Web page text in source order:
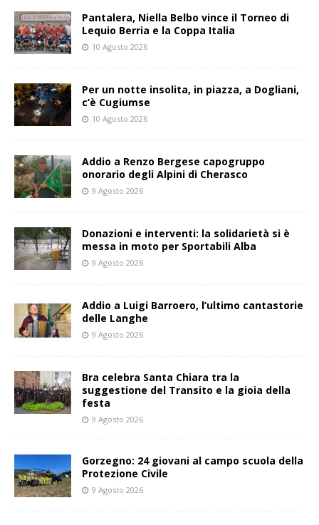
Pantalera, Niella Belbo vince il Torneo di
Lequio Berria e la Coppa Italia
10 Agosto 2026
Per un notte insolita, in piazza, a Dogliani,
c’è Cugiumse
10 Agosto 2026
Addio a Renzo Bergese capogruppo
onorario degli Alpini di Cherasco
9 Agosto 2026
Donazioni e interventi: la solidarietà si è
messa in moto per Sportabili Alba
9 Agosto 2026
Addio a Luigi Barroero, l’ultimo cantastorie
delle Langhe
9 Agosto 2026
Bra celebra Santa Chiara tra la
suggestione del Transito e la gioia della
festa
9 Agosto 2026
Gorzegno: 24 giovani al campo scuola della
Protezione Civile
9 Agosto 2026